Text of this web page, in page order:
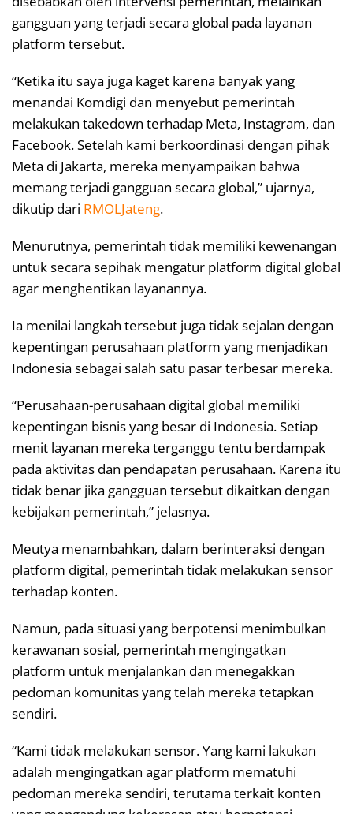
gangguan yang terjadi secara global pada layanan
platform tersebut.
“Ketika itu saya juga kaget karena banyak yang
menandai Komdigi dan menyebut pemerintah
melakukan takedown terhadap Meta, Instagram, dan
Facebook. Setelah kami berkoordinasi dengan pihak
Meta di Jakarta, mereka menyampaikan bahwa
memang terjadi gangguan secara global,” ujarnya,
dikutip dari RMOLJateng.
Menurutnya, pemerintah tidak memiliki kewenangan
untuk secara sepihak mengatur platform digital global
agar menghentikan layanannya.
Ia menilai langkah tersebut juga tidak sejalan dengan
kepentingan perusahaan platform yang menjadikan
Indonesia sebagai salah satu pasar terbesar mereka.
“Perusahaan-perusahaan digital global memiliki
kepentingan bisnis yang besar di Indonesia. Setiap
menit layanan mereka terganggu tentu berdampak
pada aktivitas dan pendapatan perusahaan. Karena itu
tidak benar jika gangguan tersebut dikaitkan dengan
kebijakan pemerintah,” jelasnya.
Meutya menambahkan, dalam berinteraksi dengan
platform digital, pemerintah tidak melakukan sensor
terhadap konten.
Namun, pada situasi yang berpotensi menimbulkan
kerawanan sosial, pemerintah mengingatkan
platform untuk menjalankan dan menegakkan
pedoman komunitas yang telah mereka tetapkan
sendiri.
“Kami tidak melakukan sensor. Yang kami lakukan
adalah mengingatkan agar platform mematuhi
pedoman mereka sendiri, terutama terkait konten